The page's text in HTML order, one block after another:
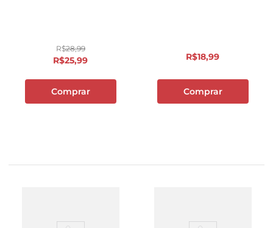
R$28,99
R$25,99
Comprar
R$18,99
Comprar